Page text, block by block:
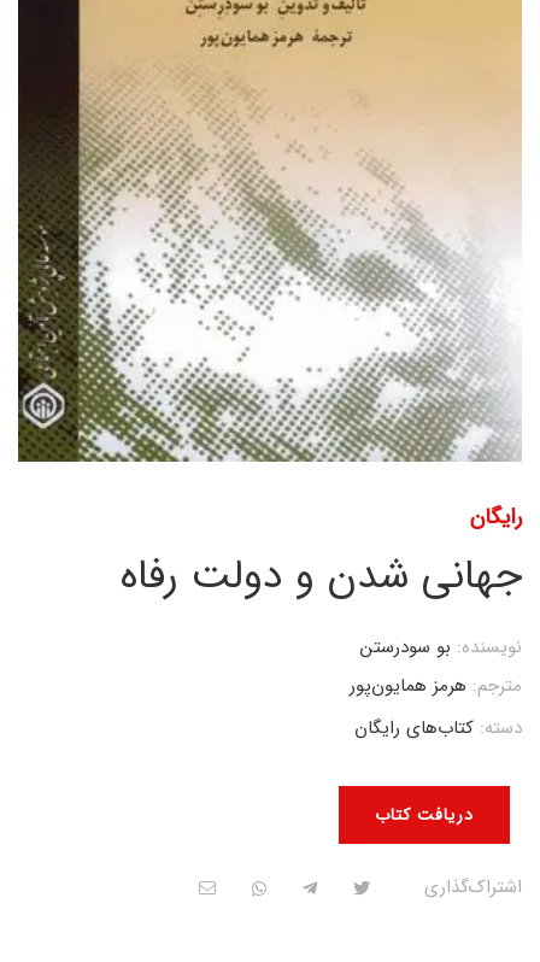
رایگان
جهانی شدن و دولت رفاه
دریافت کتاب
نویسنده: بو سودرستن
مترجم: هرمز همایون‌پور
دسته: کتاب‌های رایگان
اشتراک‌گذاری